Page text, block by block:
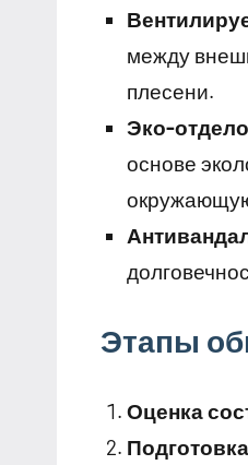
между
плесени.
Эко-
основе
Этапы
Оценка